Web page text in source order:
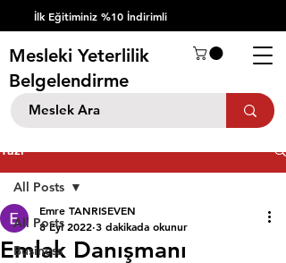
İlk Eğitiminiz %10 İndirimli
Mesleki Yeterlilik
Belgelendirme
Yazı
All Posts
Business
All Posts
Emlak Danışmanı
Emre TANRISEVEN
8 Eyl 2022 3 dakikada okunur